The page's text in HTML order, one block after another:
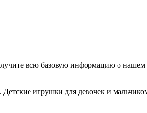
всю базовую информацию о
игрушки для девочек и